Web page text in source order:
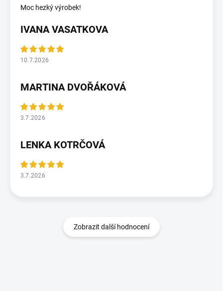
Moc hezký výrobek!
IVANA VASATKOVA
10.7.2026
MARTINA DVOŘÁKOVÁ
3.7.2026
LENKA KOTRČOVÁ
3.7.2026
Zobrazit další hodnocení